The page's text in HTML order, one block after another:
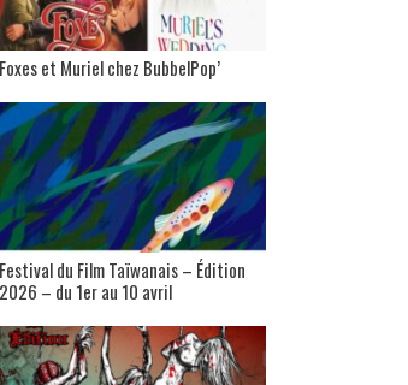
Foxes et Muriel chez BubbelPop’
Festival du Film Taïwanais – Édition
2026 – du 1er au 10 avril